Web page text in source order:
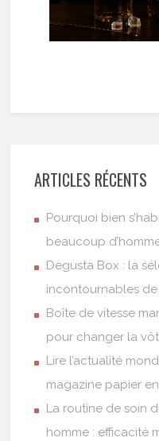
ARTICLES RÉCENTS
Pourquoi bien
beaucoup
Degusta Box : la
incontournables de
Boîte de vitesse
pour changer la
Lire l’actualité
magazine papier
La routine de soin
homme : efficacité